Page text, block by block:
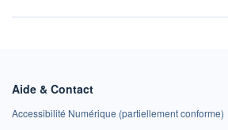
Aide & Contact
Accessibilité Numérique (partiellement conforme)